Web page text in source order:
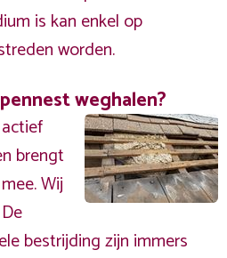
is kan enkel op
worden.
weghalen?
brengt
Wij
bestrijding zijn immers